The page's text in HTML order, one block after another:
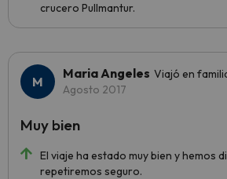
crucero Pullmantur.
Maria Angeles Viajó en
Agosto 2017
El viaje ha estado muy bien y hemos
repetiremos seguro.
Muy bien